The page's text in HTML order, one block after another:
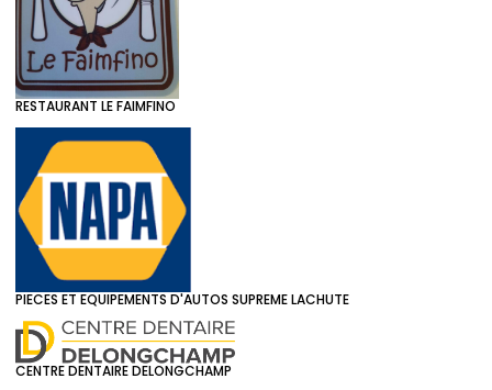
RESTAURANT LE FAIMFINO
PIECES ET EQUIPEMENTS D'AUTOS SUPREME LACHUTE
CENTRE DENTAIRE DELONGCHAMP